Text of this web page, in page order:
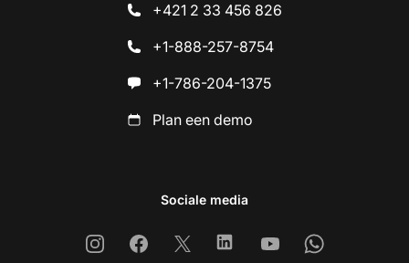
+421 2 33 456 826
+1-888-257-8754
+1-786-204-1375
Plan een demo
Sociale media
InstagramFacebook
X LinkedinYoutubeWhatsapp